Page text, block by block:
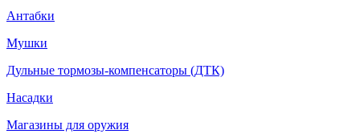
Антабки
Мушки
Дульные тормозы-компенсаторы (ДТК)
Насадки
Магазины для оружия